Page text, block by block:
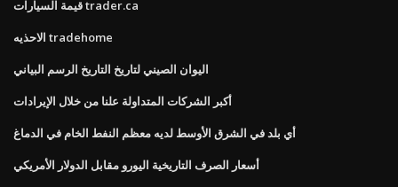
قيمة السيارات trader.ca
الاحذيه tradehome
اليوان الصيني لتاريخ التاريخ الرسم البياني
أكبر الشركات المتداولة علنا ​​من خلال الإيرادات
أي بلد في الشرق الأوسط لديه معظم النفط الخام في الدماغ
أسعار الصرف التاريخية اليورو مقابل الدولار الأمريكي